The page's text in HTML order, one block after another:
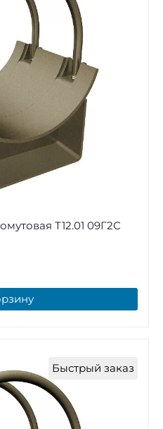
Т12.01 09Г2С
Быстрый заказ